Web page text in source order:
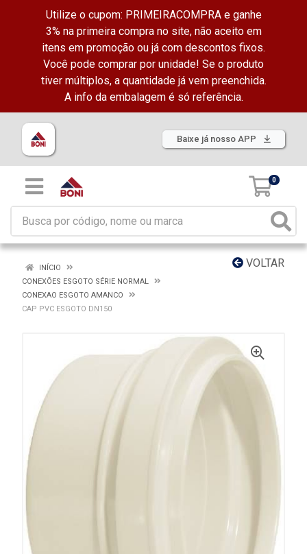
Utilize o cupom: PRIMEIRACOMPRA e ganhe
3% na primeira compra no site, não aceito em
itens em promoção ou já com descontos fixos.
Você pode comprar por unidade! Se o produto
tiver múltiplos, a quantidade já vem preenchida.
A info da embalagem é só referência.
Baixe já nosso APP
0
VOLTAR
INÍCIO
CONEXÕES ESGOTO SÉRIE NORMAL
CONEXAO ESGOTO AMANCO
CAP PVC ESGOTO DN150